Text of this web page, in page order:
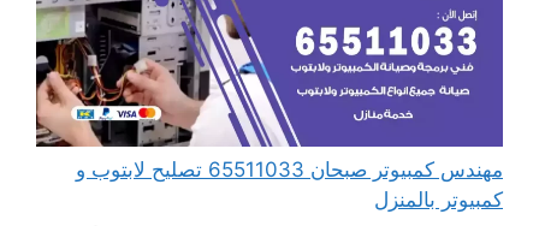
مهندس كمبيوتر صبحان 65511033 تصليح لابتوب و
كمبيوتر بالمنزل